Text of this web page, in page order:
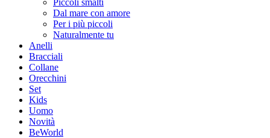
Piccoli smalti
Dal mare con amore
Per i più piccoli
Naturalmente tu
Anelli
Bracciali
Collane
Orecchini
Set
Kids
Uomo
Novità
BeWorld